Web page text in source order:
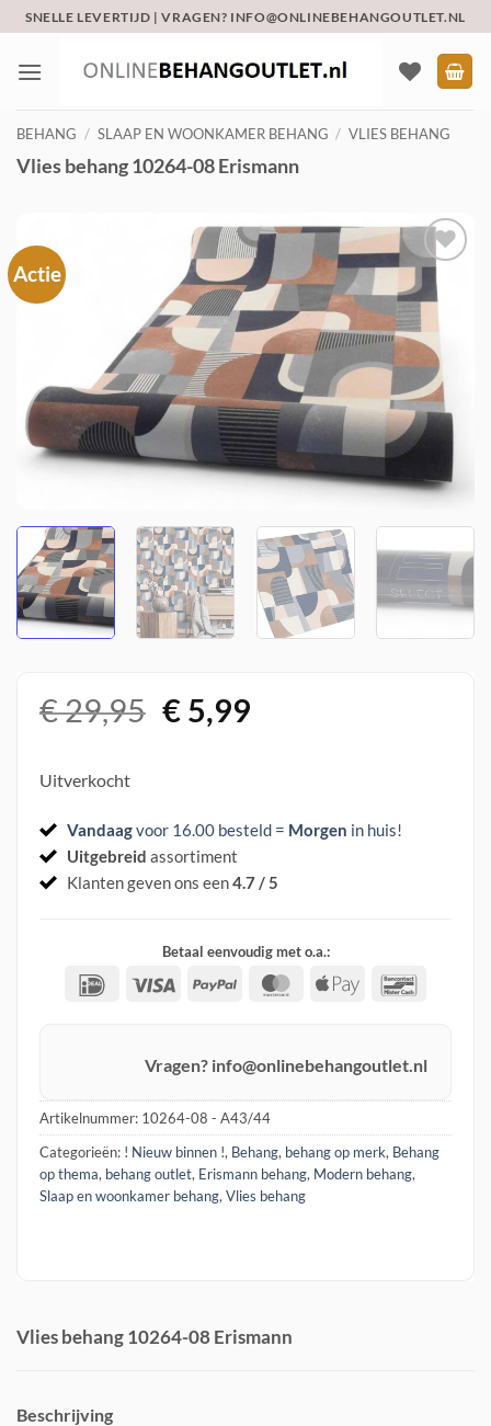
naar
inhoud
SNELLE LEVERTIJD | VRAGEN? INFO@ONLINEBEHANGOUTLET.NL
BEHANG / SLAAP EN WOONKAMER BEHANG / VLIES BEHANG
Vlies behang 10264-08 Erismann
Actie
Toevoegen
aan
verlanglijst
€29,95 Oorspronkelijke
prijs
€5,99Huidige
Uitverkocht
Vandaagvoor 16.00 besteld = Morgen in huis!
Uitgebreid assortiment
Klanten geven ons een4.7 / 5
Betaal eenvoudig met o.a.:
IDeal Visa PayPal MasterCard
Apple
Vragen? info@onlinebehangoutlet.nl
Artikelnummer: 10264-08 - A43/44
Categorieën: ! Nieuw binnen !, Behang, behang op merk, Behang
op thema, behang outlet, Erismann behang, Modern behang,
Slaap en woonkamer behang, Vlies behang
Vlies behang 10264-08 Erismann
Beschrijving